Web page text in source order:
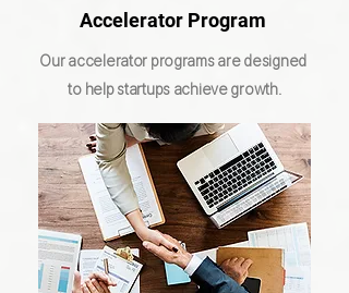
Accelerator Program
Our accelerator programs are designed
to help startups achieve growth.